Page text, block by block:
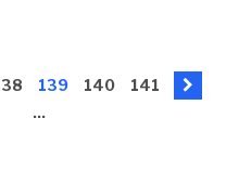
139 140
141
...